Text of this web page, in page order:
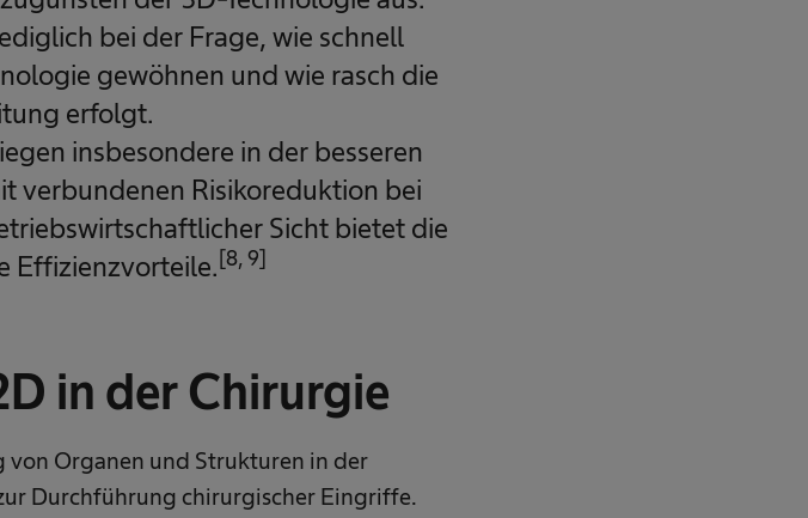
bei der Frage, wie schnell
gewöhnen und wie rasch die
erfolgt.
insbesondere in der besseren
verbundenen Risikoreduktion bei
Sicht bietet die
Effizienzvorteile. [8, 9]
in der Chirurgie
Organen und Strukturen in der
Durchführung chirurgischer Eingriffe.